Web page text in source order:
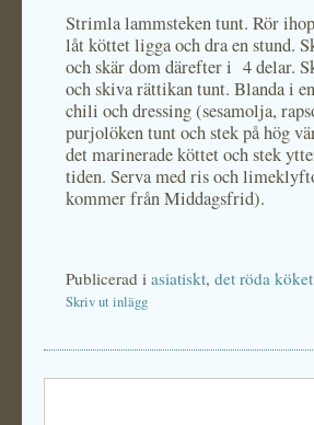
Strimla lammsteken tunt. Rör
låt köttet ligga och dra en stund.
och skär dom därefter i 4 delar.
och skiva rättikan tunt. Blanda i
chili och dressing (sesamolja,
purjolöken tunt och stek på hög
det marinerade köttet och stek
tiden. Serva med ris och
kommer från Middagsfrid).
Publicerad i asiatiskt, det röda köket
Skriv ut inlägg